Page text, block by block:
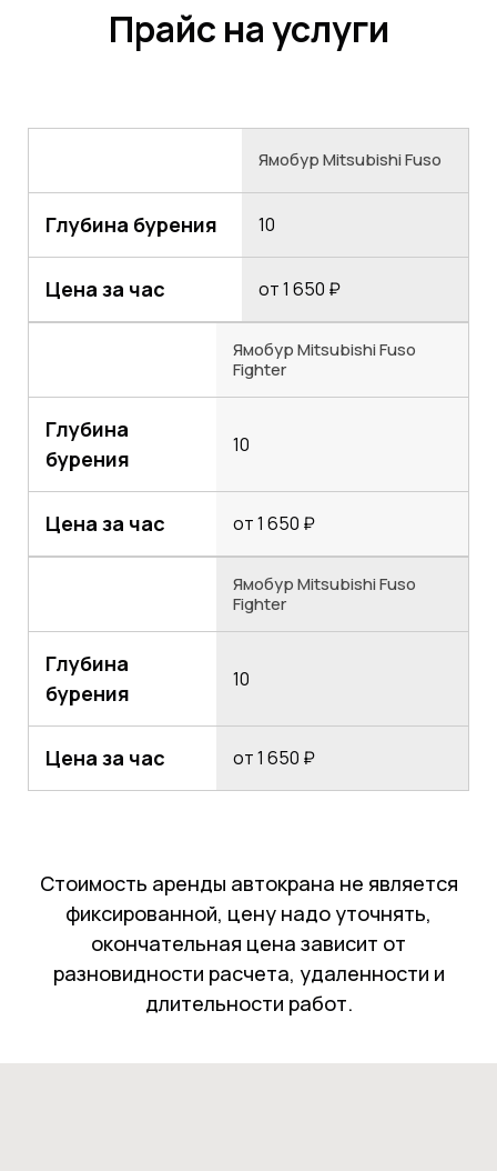
Прайс на услуги
Ямобур Mitsubishi Fuso
Глубина бурения 10
Цена за час от 1 650 ₽
Ямобур Mitsubishi Fuso
Fighter
Глубина
бурения
10
Цена за час от 1 650 ₽
Ямобур Mitsubishi Fuso
Fighter
Глубина
бурения
10
Цена за час от 1 650 ₽
Стоимость аренды автокрана не является
фиксированной, цену надо уточнять,
окончательная цена зависит от
разновидности расчета, удаленности и
длительности работ.